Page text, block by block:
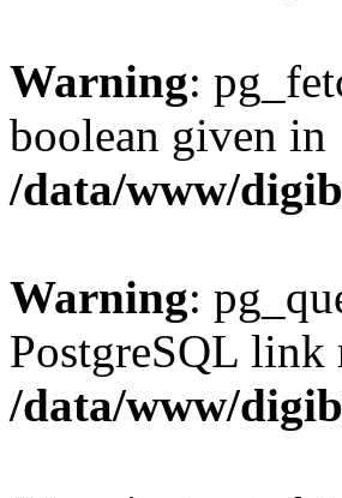
Warning:
boolean given in
/data/www/
Warning:
PostgreSQL link
/data/www/